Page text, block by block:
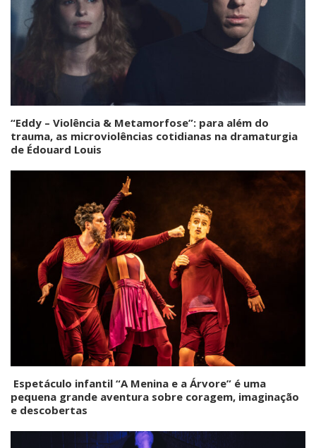
“Eddy – Violência & Metamorfose”: para além do
trauma, as microviolências cotidianas na dramaturgia
de Édouard Louis
Espetáculo infantil “A Menina e a Árvore” é uma
pequena grande aventura sobre coragem, imaginação
e descobertas